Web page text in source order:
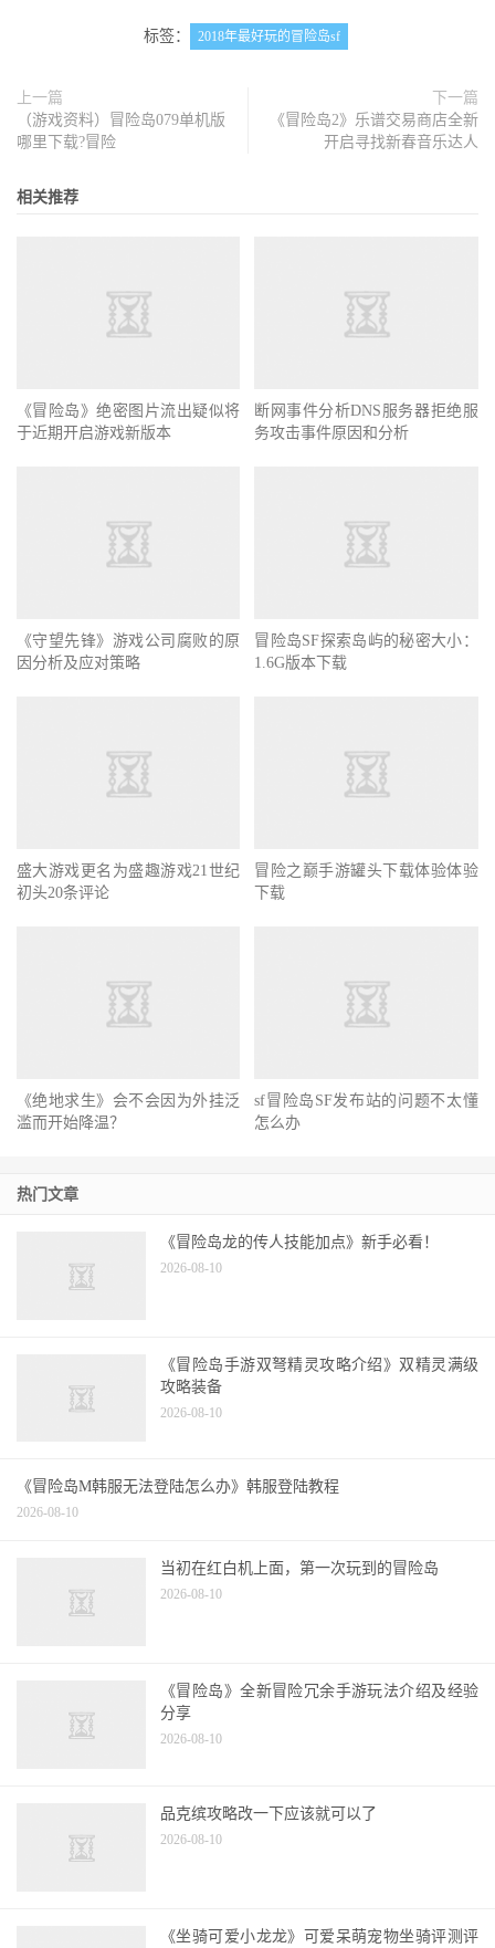
标签： 2018年最好玩的冒险岛sf
上一篇
（游戏资料）冒险岛079单机版
哪里下载?冒险
下一篇
《冒险岛2》乐谱交易商店全新
开启寻找新春音乐达人
相关推荐
《冒险岛》绝密图片流出疑似将
于近期开启游戏新版本
断网事件分析DNS服务器拒绝服
务攻击事件原因和分析
《守望先锋》游戏公司腐败的原
因分析及应对策略
冒险岛SF探索岛屿的秘密大小：
1.6G版本下载
盛大游戏更名为盛趣游戏21世纪
初头20条评论
冒险之巅手游罐头下载体验体验
下载
《绝地求生》会不会因为外挂泛
滥而开始降温？
sf冒险岛SF发布站的问题不太懂
怎么办
热门文章
《冒险岛龙的传人技能加点》新手必看！
2026-08-10
《冒险岛手游双弩精灵攻略介绍》双精灵满级
攻略装备
2026-08-10
《冒险岛M韩服无法登陆怎么办》韩服登陆教程
2026-08-10
当初在红白机上面，第一次玩到的冒险岛
2026-08-10
《冒险岛》全新冒险冗余手游玩法介绍及经验
分享
2026-08-10
品克缤攻略改一下应该就可以了
2026-08-10
《坐骑可爱小龙龙》可爱呆萌宠物坐骑评测评